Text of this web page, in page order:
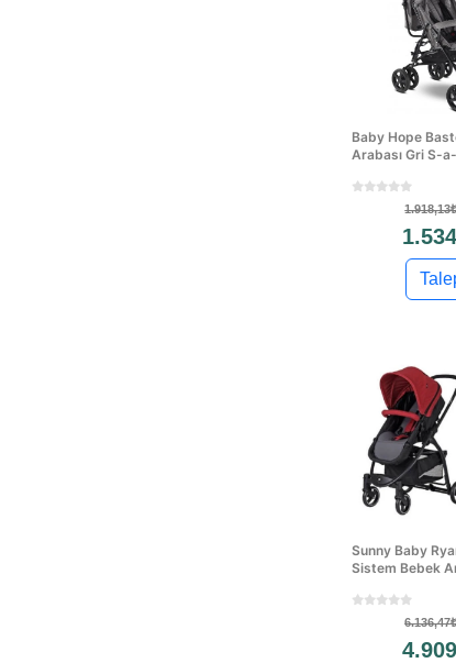
Baby Hope
Arabası Gri S-
Sunny Baby
Sistem Bebek